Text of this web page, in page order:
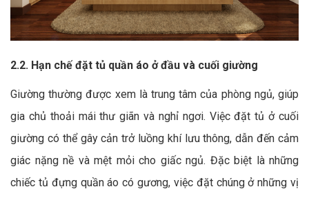
2.2. Hạn chế đặt tủ quần áo ở đầu và cuối giường
Giường thường được xem là trung tâm của phòng ngủ, giúp
gia chủ thoải mái thư giãn và nghỉ ngơi. Việc đặt tủ ở cuối
giường có thể gây cản trở luồng khí lưu thông, dẫn đến cảm
giác nặng nề và mệt mỏi cho giấc ngủ. Đặc biệt là những
chiếc tủ đựng quần áo có gương, việc đặt chúng ở những vị